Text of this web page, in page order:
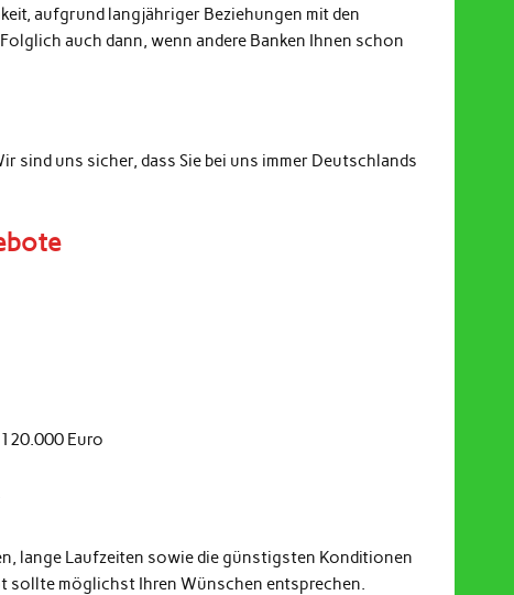
aufgrund langjähriger Beziehungen mit den
auch dann, wenn andere Banken Ihnen schon
sind uns sicher, dass Sie bei uns immer Deutschlands
Euro
lange Laufzeiten sowie die günstigsten Konditionen
sollte möglichst Ihren Wünschen entsprechen.